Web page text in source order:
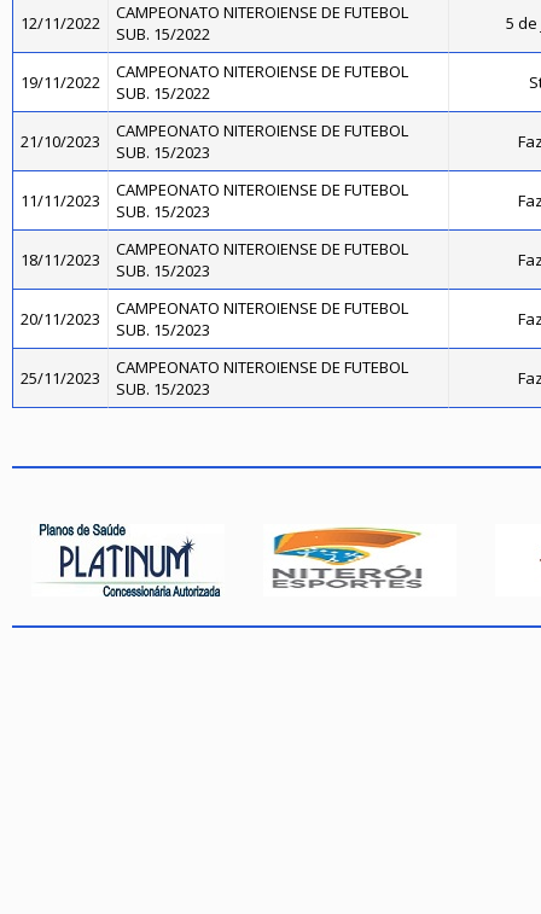
12/11/2022
CAMPEONATO NITEROIENSE DE FUTEBOL
SUB. 15/2022
5 de
19/11/2022
CAMPEONATO NITEROIENSE DE FUTEBOL
SUB. 15/2022
21/10/2023
CAMPEONATO NITEROIENSE DE FUTEBOL
SUB. 15/2023
11/11/2023
CAMPEONATO NITEROIENSE DE FUTEBOL
SUB. 15/2023
18/11/2023
CAMPEONATO NITEROIENSE DE FUTEBOL
SUB. 15/2023
20/11/2023
CAMPEONATO NITEROIENSE DE FUTEBOL
SUB. 15/2023
25/11/2023
CAMPEONATO NITEROIENSE DE FUTEBOL
SUB. 15/2023